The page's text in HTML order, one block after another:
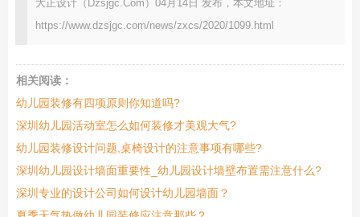
大正设计（Dzsjgc.Com）04月14日 发布，本文地址：
https://www.dzsjgc.com/news/zxcs/2020/1099.html
相关阅读：
幼儿园装修有四项原则你知道吗?
深圳幼儿园活动室怎么如何装修才美观大气?
幼儿园装修设计问题,桌椅设计的注意事项有哪些?
深圳幼儿园设计墙面重要性_幼儿园设计墙壁布置需注意什么?
深圳专业的设计公司如何设计幼儿园墙面？